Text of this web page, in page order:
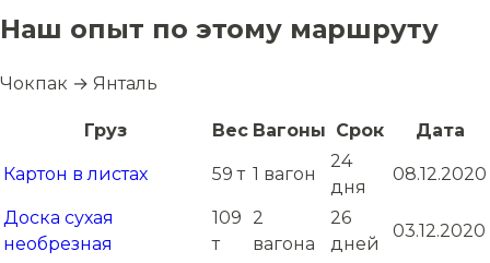
Наш опыт по этому маршруту
Чокпак → Янталь
Груз Вес Вагоны Срок Дата
Картон в листах 59 т 1 вагон
24
дня
08.12.2020
Доска сухая
необрезная
109
т
2
вагона
26
дней
03.12.2020